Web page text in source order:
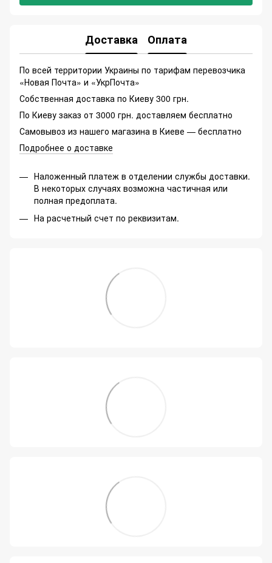
Доставка Оплата
По всей территории Украины по тарифам перевозчика
«Новая Почта» и «УкрПочта»
Собственная доставка по Киеву 300 грн.
По Киеву заказ от 3000 грн. доставляем бесплатно
Самовывоз из нашего магазина в Киеве — бесплатно
Подробнее о доставке
Наложенный платеж в отделении службы доставки.
В некоторых случаях возможна частичная или
полная предоплата.
На расчетный счет по реквизитам.